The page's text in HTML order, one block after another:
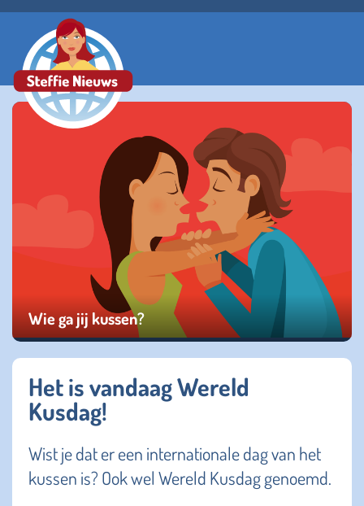
Wie ga jij kussen?
Het is vandaag Wereld
Kusdag!
Wist je dat er een internationale dag van het
kussen is? Ook wel Wereld Kusdag genoemd.